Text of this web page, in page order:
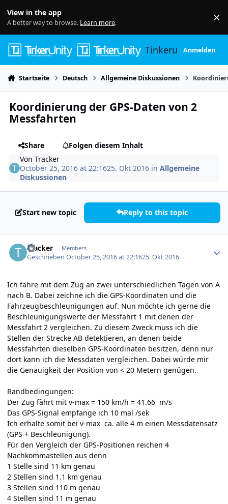
View in the app
A better way to browse. Learn more. ×
TinkerunityAnmelden
Startseite Deutsch Allgemeine Diskussionen
Koordinierung der GPS-Daten von 2
Messfahrten
Share
Folgen diesem Inhalt
VonTracker
October 25, 2016 at 22:1625. Okt 2016 inAllgemeine
Diskussionen
Start new topic Reply to this topic
Tracker Members
GeschriebenOctober 25, 2016 at 22:1625. Okt 2016
Ich fahre mit dem Zug an zwei unterschiedlichen Tagen von A
nach B. Dabei zeichne ich die GPS-Koordinaten und die
Fahrzeugbeschleunigungen auf. Nun möchte ich gerne die
Beschleunigungswerte der Messfahrt 1 mit denen der
Messfahrt 2 vergleichen. Zu diesem Zweck muss ich die
Stellen der Strecke AB detektieren, an denen beide
Messfahrten dieselben GPS-Koordinaten besitzen, denn nur
dort kann ich die Messdaten vergleichen. Dabei würde mir
die Genauigkeit der Position von < 20 Metern genügen.
Randbedingungen:
Der Zug fährt mit v-max = 150 km/h = 41.66 m/s
Das GPS-Signal empfange ich 10 mal /sek
Ich erhalte somit bei v-max ca. alle 4 m einen Messdatensatz
(GPS + Beschleunigung).
Für den Vergleich der GPS-Positionen reichen 4
Nachkommastellen aus denn
1 Stelle sind 11 km genau
2 Stellen sind 1.1 km genau
3 Stellen sind 110 m genau
4 Stellen sind 11 m genau